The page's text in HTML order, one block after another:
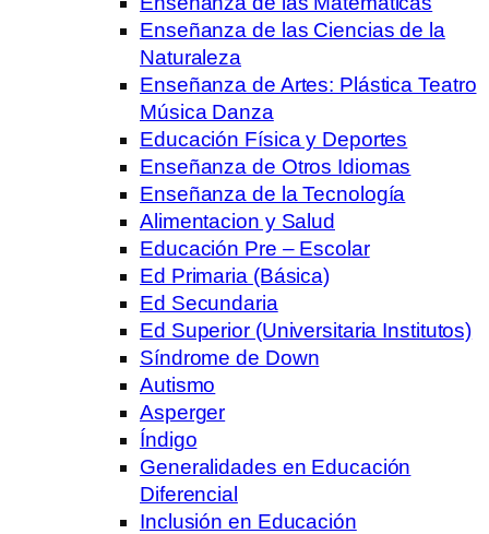
Enseñanza de las Ciencias de la
Naturaleza
Enseñanza de Artes: Plástica Teatro
Música Danza
Educación Física y Deportes
Enseñanza de Otros Idiomas
Enseñanza de la Tecnología
Alimentacion y Salud
Educación Pre – Escolar
Ed Primaria (Básica)
Ed Secundaria
Ed Superior (Universitaria Institutos)
Síndrome de Down
Autismo
Asperger
Índigo
Generalidades en Educación
Diferencial
Inclusión en Educación